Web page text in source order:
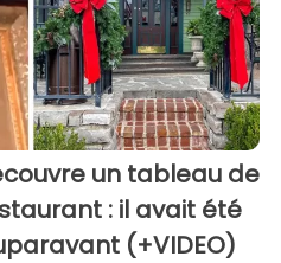
un tableau de
: il avait été
(+VIDEO)